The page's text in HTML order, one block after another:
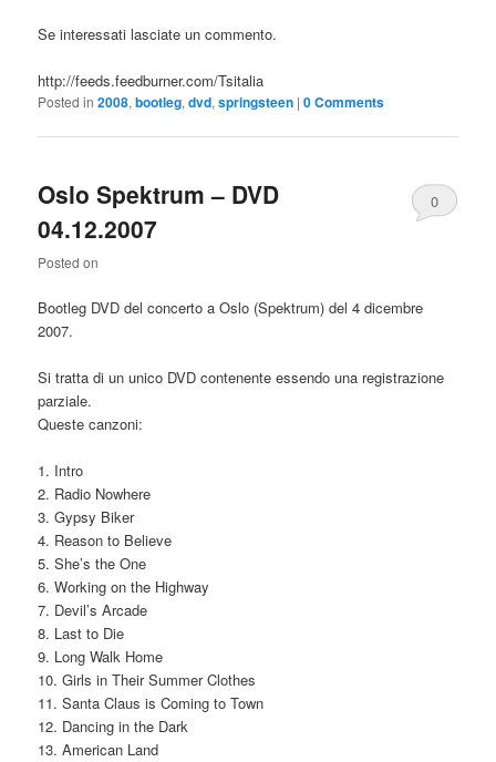
Se interessati lasciate un commento.
http://feeds.feedburner.com/Tsitalia
Posted in 2008,bootleg,dvd,springsteen |0 Comments
Oslo Spektrum – DVD
04.12.2007
Posted on
0
Bootleg DVD del concerto a Oslo (Spektrum) del 4 dicembre
2007.
Si tratta di un unico DVD contenente essendo una registrazione
parziale.
Queste canzoni:
1. Intro
2. Radio Nowhere
3. Gypsy Biker
4. Reason to Believe
5. She’s the One
6. Working on the Highway
7. Devil’s Arcade
8. Last to Die
9. Long Walk Home
10. Girls in Their Summer Clothes
11. Santa Claus is Coming to Town
12. Dancing in the Dark
13. American Land